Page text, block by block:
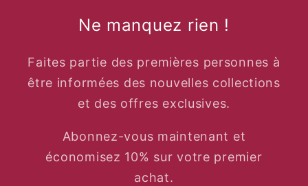
Ne manquez rien !
Faites partie des premières personnes à
être informées des nouvelles collections
et des offres exclusives.
Abonnez-vous maintenant et
économisez 10% sur votre premier
achat.